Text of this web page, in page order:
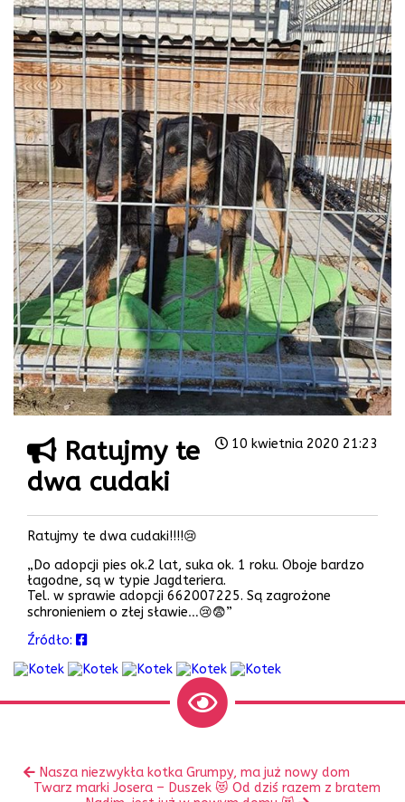
10 kwietnia 2020 21:23
Ratujmy te
dwa cudaki
Ratujmy te dwa cudaki!!!!😢
„Do adopcji pies ok.2 lat, suka ok. 1 roku. Oboje bardzo
łagodne, są w typie Jagdteriera.
Tel. w sprawie adopcji 662007225. Są zagrożone
schronieniem o złej sławie…😢😨”
Źródło:
innePoprzedni
wpis:
Nasza niezwykła kotka Grumpy, ma już nowy dom
Następny
Twarz marki Josera – Duszek 😻 Od dziś razem z bratem